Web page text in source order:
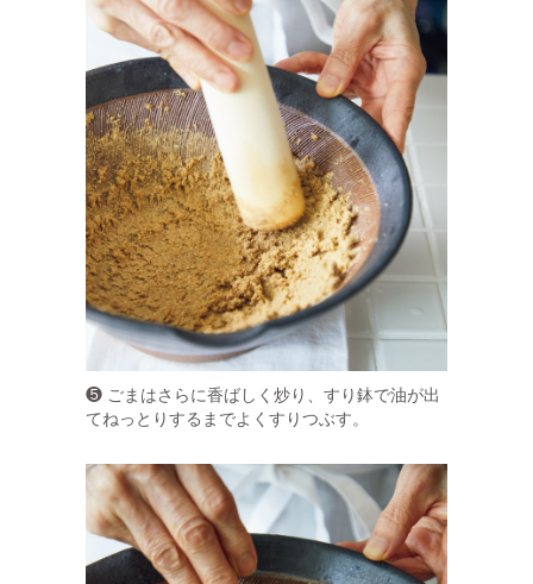
❺ ごまはさらに香ばしく炒り、すり鉢で油が出
てねっとりするまでよくすりつぶす。